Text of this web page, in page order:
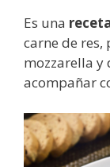
Es una
carne de res,
mozzarella y
acompañar